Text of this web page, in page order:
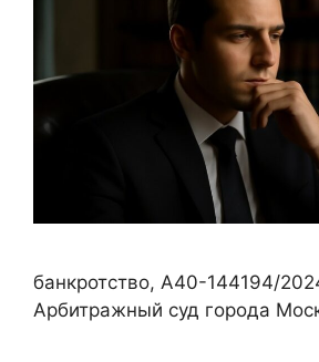
банкротство, А40-144194/
Арбитражный суд города